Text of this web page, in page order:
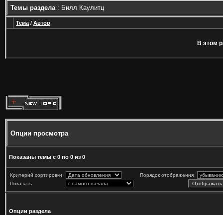
Темы раздела: Билл Каулитц
Тема / Автор
В этом
Опции просмотра
Показаны темы с 0 по 0 из 0
Критерий сортировки
Порядок отображения
Показать
Опции раздела